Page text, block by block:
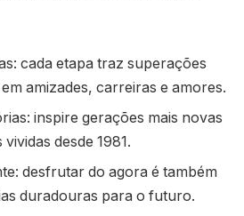
cada etapa traz superações
amizades, carreiras e amores.
inspire gerações mais novas
desde 1981.
desfrutar do agora é também
duradouras para o futuro.